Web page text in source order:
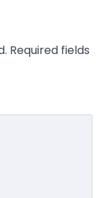
Required fields